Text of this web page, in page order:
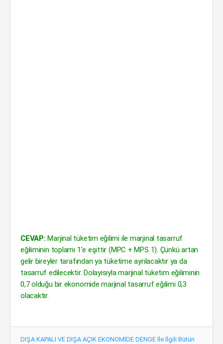
CEVAP: Marjinal tüketim eğilimi ile marjinal tasarruf
eğiliminin toplamı 1’e eşittir (MPC + MPS 1). Çünkü artan
gelir bireyler tarafından ya tüketime ayrılacaktır ya da
tasarruf edilecektir. Dolayısıyla marjinal tüketim eğiliminin
0,7 olduğu bir ekonomide marjinal tasarruf eğilimi 0,3
olacaktır.
DIŞA KAPALI VE DIŞA AÇIK EKONOMİDE DENGE İle İlgili Bütün